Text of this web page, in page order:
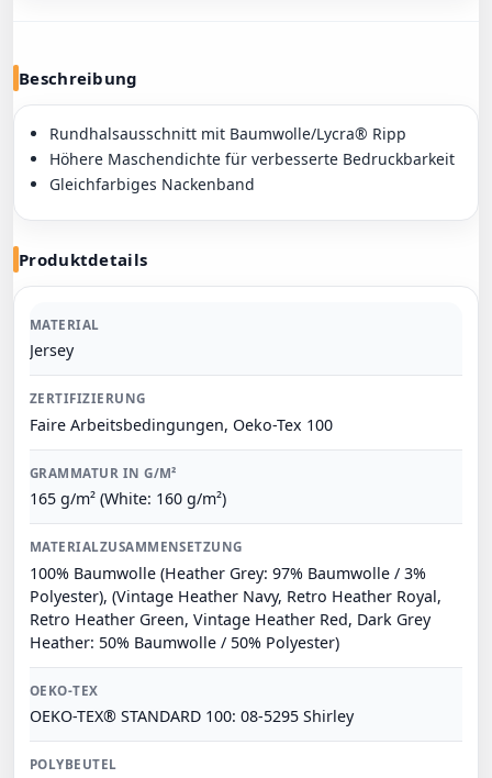
Beschreibung
Rundhalsausschnitt mit Baumwolle/Lycra® Ripp
Höhere Maschendichte für verbesserte Bedruckbarkeit
Gleichfarbiges Nackenband
Produktdetails
MATERIAL
Jersey
ZERTIFIZIERUNG
Faire Arbeitsbedingungen, Oeko-Tex 100
GRAMMATUR IN G/M²
165 g/m² (White: 160 g/m²)
MATERIALZUSAMMENSETZUNG
100% Baumwolle (Heather Grey: 97% Baumwolle / 3%
Polyester), (Vintage Heather Navy, Retro Heather Royal,
Retro Heather Green, Vintage Heather Red, Dark Grey
Heather: 50% Baumwolle / 50% Polyester)
OEKO-TEX
OEKO-TEX® STANDARD 100: 08-5295 Shirley
POLYBEUTEL